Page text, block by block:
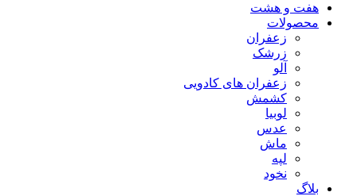
هفت و هشت
محصولات
زعفران
زرشک
آلو
زعفران های کادویی
کشمش
لوبیا
عدس
ماش
لپه
نخود
بلاگ